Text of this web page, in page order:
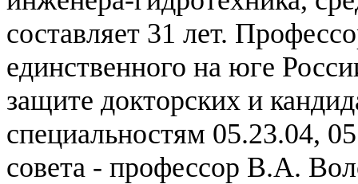
составляет 31 лет.
единственного на юге
защите докторских и
специальностям 05.23.04,
совета - профессор В.А.